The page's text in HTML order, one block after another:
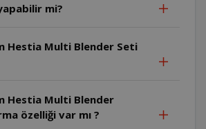
mi?
Hestia Multi Blender Seti
Hestia Multi Blender
özelliği var mı ?